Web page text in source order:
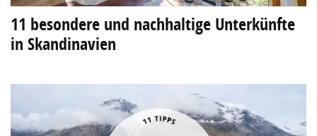
11 besondere und nachhaltige Unterkünfte
in Skandinavien